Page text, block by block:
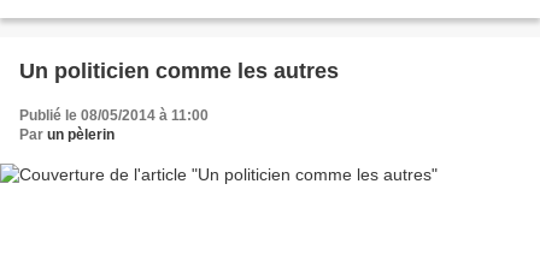
Un politicien comme les autres
Publié le 08/05/2014 à 11:00
Par un pèlerin